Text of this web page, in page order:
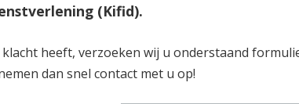
(Kifid).
heeft, verzoeken wij u onderstaand
dan snel contact met u op!